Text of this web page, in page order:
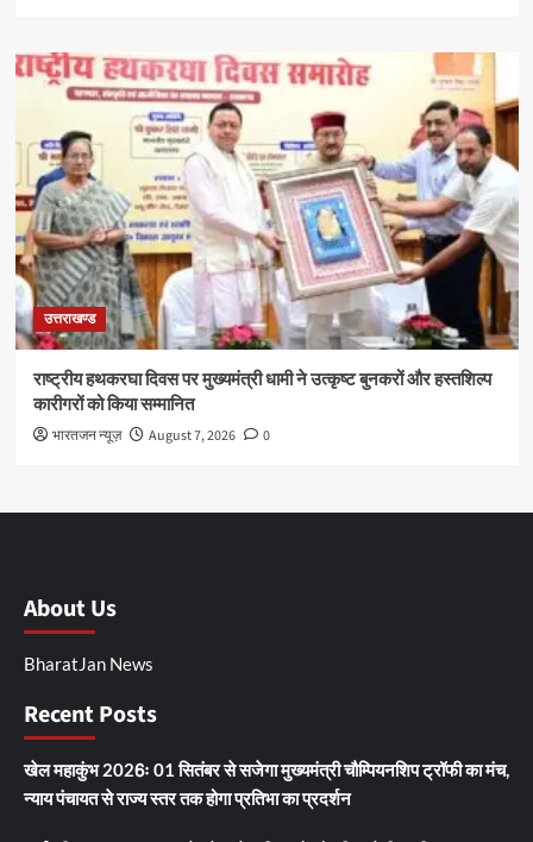
उत्तराखण्ड
राष्ट्रीय हथकरघा दिवस पर मुख्यमंत्री धामी ने उत्कृष्ट बुनकरों और हस्तशिल्प
कारीगरों को किया सम्मानित
भारतजन न्यूज़ August 7, 2026 0
About Us
BharatJan News
Recent Posts
खेल महाकुंभ 2026ः 01 सितंबर से सजेगा मुख्यमंत्री चौम्पियनशिप ट्रॉफी का मंच,
न्याय पंचायत से राज्य स्तर तक होगा प्रतिभा का प्रदर्शन